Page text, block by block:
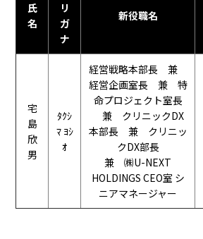
氏
名
リ
ガ
ナ
新役職名
宅
島
欣
男
ﾀｸｼ
ﾏ ﾖｼ
ｵ
経営戦略本部長 兼
経営企画室長 兼 特
命プロジェクト室長
兼 クリニックDX
本部長 兼 クリニッ
クDX部長
兼 ㈱U-NEXT
HOLDINGS CEO室 シ
ニアマネージャー